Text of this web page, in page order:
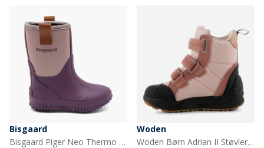
Bisgaard
Bisgaard Piger Neo Thermo Støvler Plum
Woden
Woden Børn Adrian II Støvler 849 Ballerina